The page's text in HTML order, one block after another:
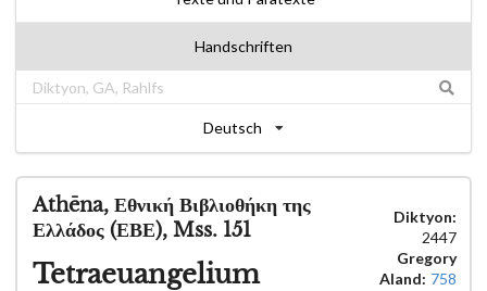
Handschriften
Deutsch
Athēna, Εθνική Βιβλιοθήκη της
Ελλάδος (ΕΒΕ), Mss. 151
Tetraeuangelium
Diktyon:
2447
Gregory
Aland: 758